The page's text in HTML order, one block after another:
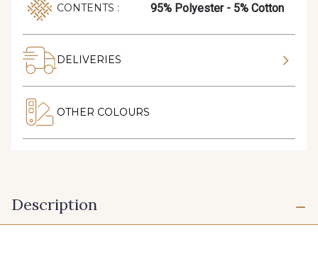
CONTENTS : 95% Polyester - 5% Cotton
DELIVERIES
OTHER COLOURS
Description